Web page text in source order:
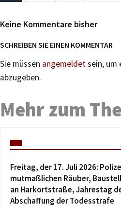
Keine Kommentare bisher
SCHREIBEN SIE EINEN KOMMENTAR
Sie müssen angemeldetsein, um
abzugeben.
Mehr zum
Freitag, der 17. Juli 2026:
mutmaßlichen Räuber,
an Harkortstraße, Jahrestag
Abschaffung der Todesstrafe